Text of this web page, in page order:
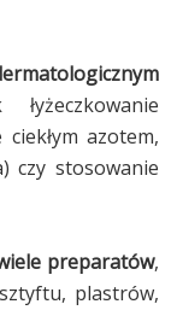
azotem,
czy stosowanie
preparatów,
plastrów,